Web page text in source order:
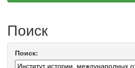
Поиск
Поиск: